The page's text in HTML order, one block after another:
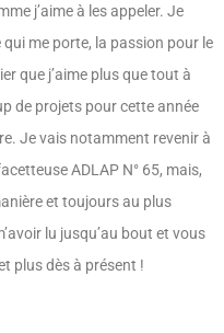
j’aime à les appeler. Je
me porte, la passion pour le
que j’aime plus que tout à
de projets pour cette année
Je vais notamment revenir à
ADLAP N° 65, mais,
et toujours au plus
lu jusqu’au bout et vous
plus dès à présent !